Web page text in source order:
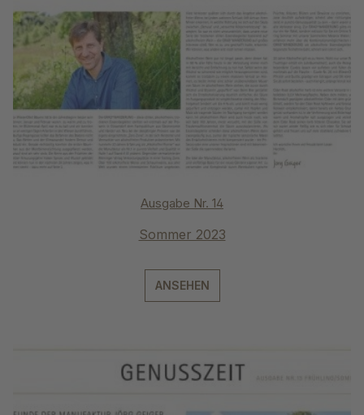
Ausgabe Nr. 14
Sommer 2023
ANSEHEN